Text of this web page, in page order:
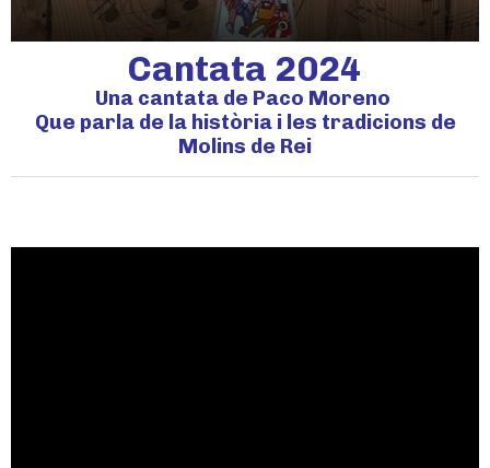
Cantata 2024
Una cantata de Paco Moreno
Que parla de la història i les tradicions de
Molins de Rei